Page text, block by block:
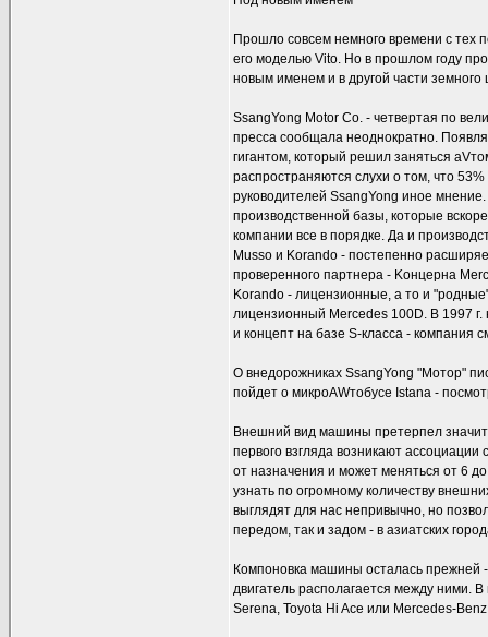
Прошло совсем немного времени с тех
его моделью Vito. Но в прошлом году
новым именем и в другой части земного
SsangYong Motor Co. - четвертая по
пресса сообщала неоднократно.
гигантом, который решил заняться
распространяются слухи о том, что
руководителей SsangYong иное
производственной базы, которые
компании все в порядке. Да и
Musso и Korando - постепенно
проверенного партнера - Kонцерна
Korando - лицензионные, а то и
лицензионный Mercedes 100D. В 1997 г.
и концепт на базе S-класса - компания
О внедорожниках SsangYong "Мотор"
пойдет о микроAWтобусе Istana -
Внешний вид машины претерпел
первого взгляда возникают
от назначения и может меняться от 6
узнать по огромному количеству
выглядят для нас непривычно, но
передом, так и задом - в азиатских
Компоновка машины осталась прежней
двигатель располагается между ними.
Serena, Toyota Hi Ace или Mercedes-